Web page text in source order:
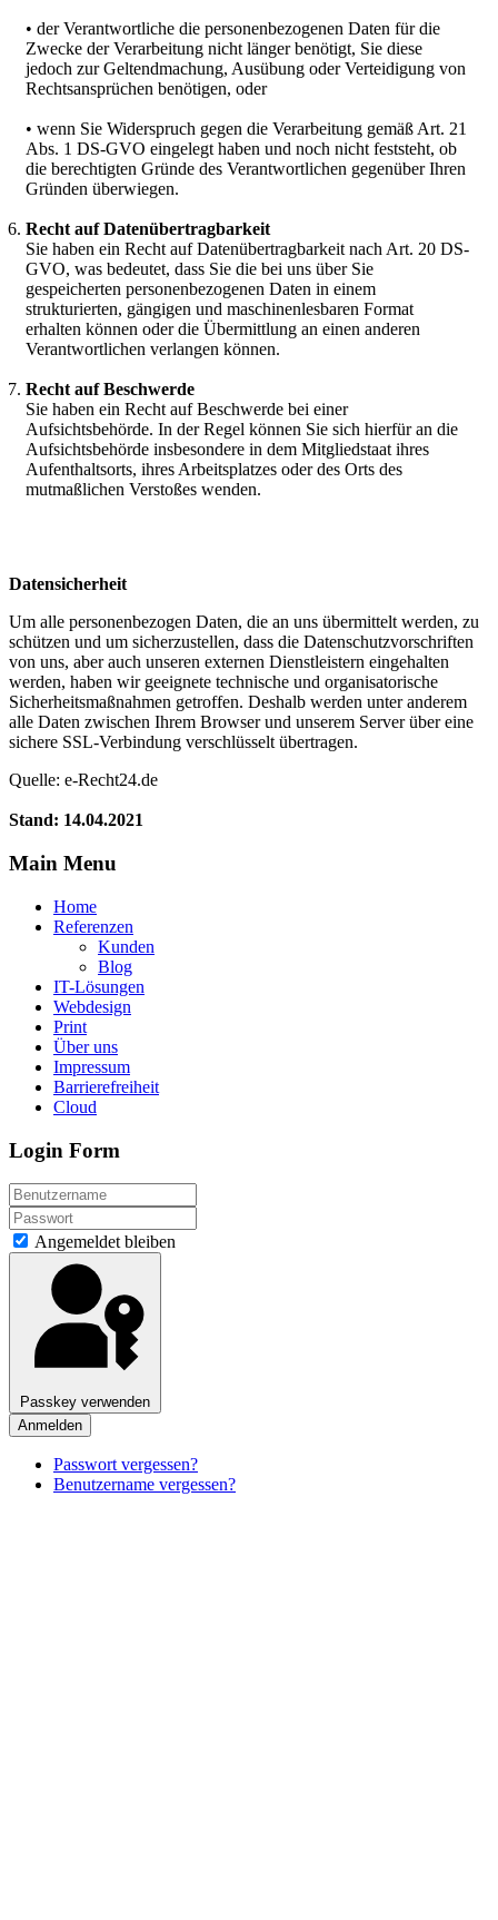
• der Verantwortliche die personenbezogenen Daten für die
Zwecke der Verarbeitung nicht länger benötigt, Sie diese
jedoch zur Geltendmachung, Ausübung oder Verteidigung von
Rechtsansprüchen benötigen, oder
• wenn Sie Widerspruch gegen die Verarbeitung gemäß Art. 21
Abs. 1 DS-GVO eingelegt haben und noch nicht feststeht, ob
die berechtigten Gründe des Verantwortlichen gegenüber Ihren
Gründen überwiegen.
Recht auf Datenübertragbarkeit
Sie haben ein Recht auf Datenübertragbarkeit nach Art. 20 DS-
GVO, was bedeutet, dass Sie die bei uns über Sie
gespeicherten personenbezogenen Daten in einem
strukturierten, gängigen und maschinenlesbaren Format
erhalten können oder die Übermittlung an einen anderen
Verantwortlichen verlangen können.
Recht auf Beschwerde
Sie haben ein Recht auf Beschwerde bei einer
Aufsichtsbehörde. In der Regel können Sie sich hierfür an die
Aufsichtsbehörde insbesondere in dem Mitgliedstaat ihres
Aufenthaltsorts, ihres Arbeitsplatzes oder des Orts des
mutmaßlichen Verstoßes wenden.
Datensicherheit
Um alle personenbezogen Daten, die an uns übermittelt werden, zu
schützen und um sicherzustellen, dass die Datenschutzvorschriften
von uns, aber auch unseren externen Dienstleistern eingehalten
werden, haben wir geeignete technische und organisatorische
Sicherheitsmaßnahmen getroffen. Deshalb werden unter anderem
alle Daten zwischen Ihrem Browser und unserem Server über eine
sichere SSL-Verbindung verschlüsselt übertragen.
Quelle: e-Recht24.de
Stand: 14.04.2021
Main Menu
Home
Referenzen
Kunden
Blog
IT-Lösungen
Webdesign
Print
Über uns
Impressum
Barrierefreiheit
Cloud
Login Form
Angemeldet bleiben
Passkey verwenden
Anmelden
Passwort vergessen?
Benutzername vergessen?